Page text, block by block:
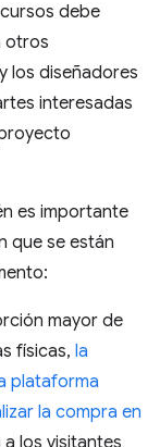
debe
otros
los diseñadores
interesadas
es importante
que se están
mayor de
físicas, la
plataforma
la compra en
a los visitantes